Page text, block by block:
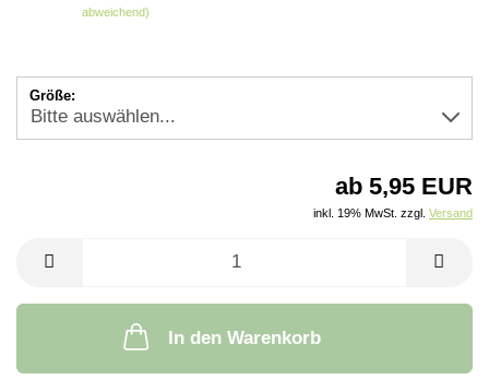
abweichend)
Größe:
ab 5,95 EUR
inkl. 19% MwSt. zzgl. Versand
In den Warenkorb